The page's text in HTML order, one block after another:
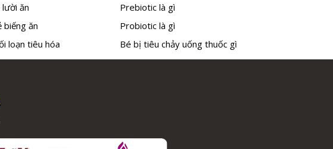
ăn
biếng ăn
loạn tiêu hóa
Prebiotic là gì
Probiotic là gì
Bé bị tiêu chảy uống thuốc gì